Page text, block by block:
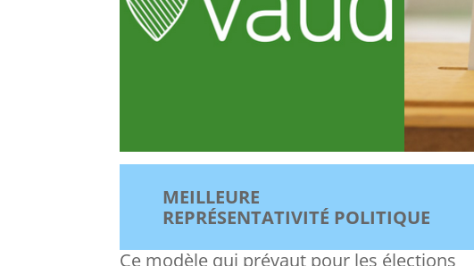
MEILLEURE
REPRÉSENTATIVITÉ POLITIQUE
Ce modèle qui prévaut pour les élections